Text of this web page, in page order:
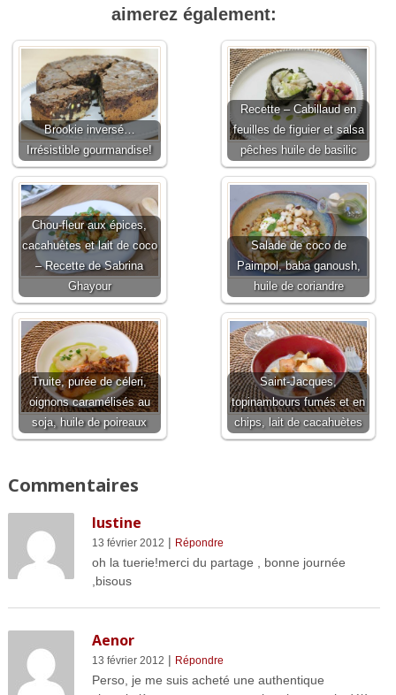
aimerez également:
Brookie inversé…
Irrésistible gourmandise!
Recette – Cabillaud en
feuilles de figuier et salsa
pêches huile de basilic
Chou-fleur aux épices,
cacahuètes et lait de coco
– Recette de Sabrina
Ghayour
Salade de coco de
Paimpol, baba ganoush,
huile de coriandre
Truite, purée de céleri,
oignons caramélisés au
soja, huile de poireaux
Saint-Jacques,
topinambours fumés et en
chips, lait de cacahuètes
Commentaires
lustine
13 février 2012 | Répondre
oh la tuerie!merci du partage , bonne journée
,bisous
Aenor
13 février 2012 | Répondre
Perso, je me suis acheté une authentique